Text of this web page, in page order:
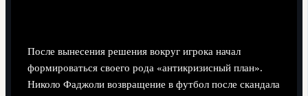
После вынесения решения вокруг игрока начал
формироваться своего рода «антикризисный план».
Николо Фаджоли возвращение в футбол после скандала